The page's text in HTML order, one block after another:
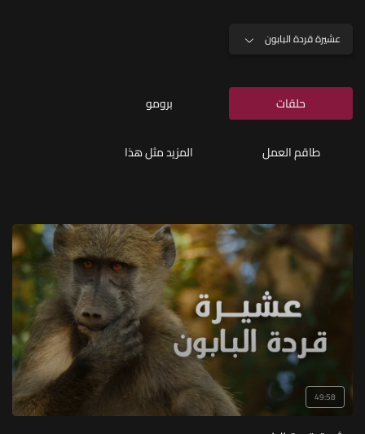
عشيرة قردة البابون
حلقات برومو
طاقم العمل المزيد مثل هذا
49:58